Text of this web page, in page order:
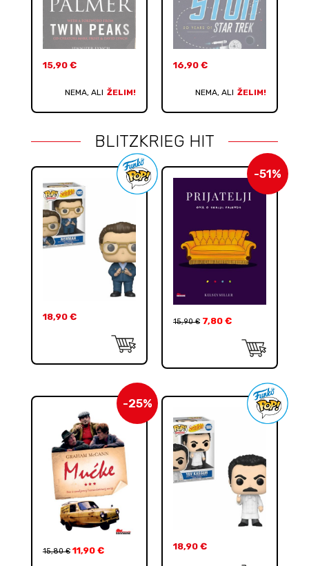
15,90 €
NEMA, ALI ŽELIM!
16,90 €
NEMA, ALI ŽELIM!
BLITZKRIEG HIT
18,90 €
-51%
15,90€ 7,80 €
-25%
15,80€ 11,90 € 18,90 €